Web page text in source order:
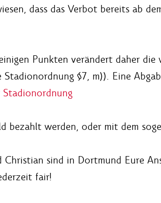
dass das Verbot bereits ab
Punkten verändert daher
Stadionordnung §7, m)). Eine
bezahlt werden, oder mit dem
Christian sind in Dortmund Eure
fair!